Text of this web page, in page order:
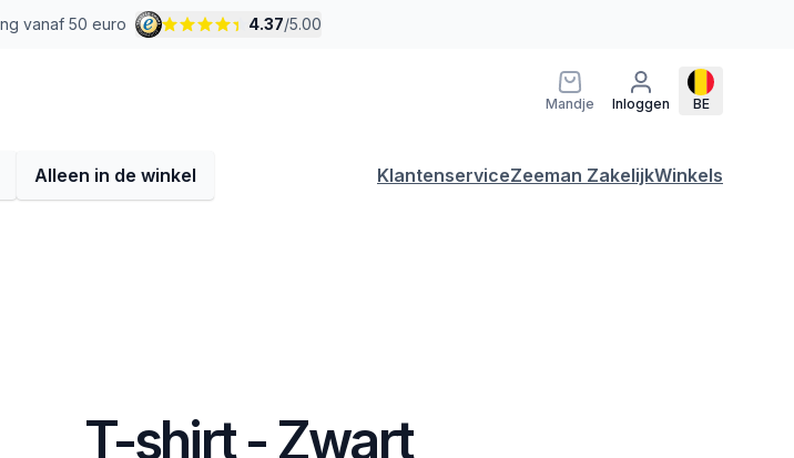
vanaf 50 euro 4.37/5.00
Mandje Inloggen BE
Alleen in de winkel KlantenserviceZeeman ZakelijkWinkels
T-shirt - Zwart